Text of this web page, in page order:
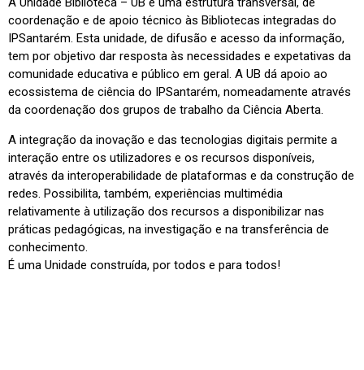
coordenação e de apoio técnico às Bibliotecas integradas do
IPSantarém. Esta unidade, de difusão e acesso da informação,
tem por objetivo dar resposta às necessidades e expetativas da
comunidade educativa e público em geral. A UB dá apoio ao
ecossistema de ciência do IPSantarém, nomeadamente através
da coordenação dos grupos de trabalho da Ciência Aberta.
A integração da inovação e das tecnologias digitais permite a
interação entre os utilizadores e os recursos disponíveis,
através da interoperabilidade de plataformas e da construção de
redes. Possibilita, também, experiências multimédia
relativamente à utilização dos recursos a disponibilizar nas
práticas pedagógicas, na investigação e na transferência de
conhecimento.
É uma Unidade construída, por todos e para todos!